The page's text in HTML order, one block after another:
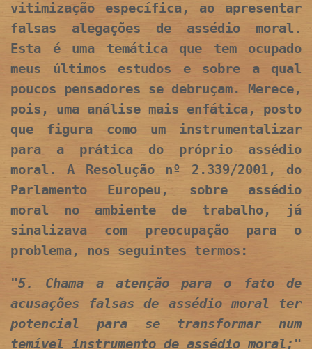
vitimização específica, ao apresentar
falsas alegações de assédio moral.
Esta é uma temática que tem ocupado
meus últimos estudos e sobre a qual
poucos pensadores se debruçam. Merece,
pois, uma análise mais enfática, posto
que figura como um instrumentalizar
para a prática do próprio assédio
moral. A Resolução nº 2.339/2001, do
Parlamento Europeu, sobre assédio
moral no ambiente de trabalho, já
sinalizava com preocupação para o
problema, nos seguintes termos:
"5. Chama a atenção para o fato de
acusações falsas de assédio moral ter
potencial para se transformar num
temível instrumento de assédio moral;"